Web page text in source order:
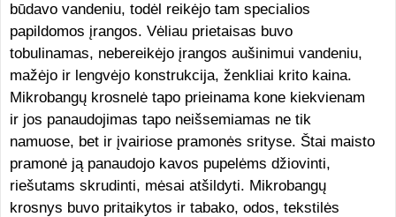
būdavo vandeniu, todėl reikėjo tam specialios
papildomos įrangos. Vėliau prietaisas buvo
tobulinamas, nebereikėjo įrangos aušinimui vandeniu,
mažėjo ir lengvėjo konstrukcija, ženkliai krito kaina.
Mikrobangų krosnelė tapo prieinama kone kiekvienam
ir jos panaudojimas tapo neišsemiamas ne tik
namuose, bet ir įvairiose pramonės srityse. Štai maisto
pramonė ją panaudojo kavos pupelėms džiovinti,
riešutams skrudinti, mėsai atšildyti. Mikrobangų
krosnys buvo pritaikytos ir tabako, odos, tekstilės